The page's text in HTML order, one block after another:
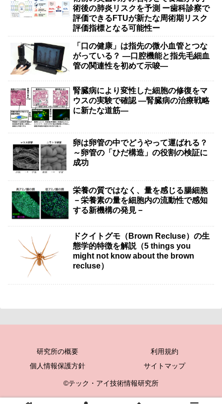
術後の肺炎リスクを予測 ー歯科診察で
評価できるFTUが新たな周術期リスク
評価指標となる可能性ー
「口の健康」は指先の微小血管とつな
がっている？ ―口腔機能と指先毛細血
管の関連性を初めて示唆―
腎臓病により変性した細胞の修復をマ
ウスの実験で確認 ―腎臓病の治療戦略
に新たな道筋―
卵は卵管の中でどうやって運ばれる？
～卵管の「ひだ構造」の役割の検証に
成功
栄養の質ではなく、量を感じる腸細胞
－栄養素の量を細胞内の流動性で感知
する新機構の発見－
ドクイトグモ（Brown Recluse）の生
態学的特徴を解説（5 things you
might not know about the brown
recluse）
研究所の概要
利用規約
個人情報保護方針
サイトマップ
©テック・アイ技術情報研究所